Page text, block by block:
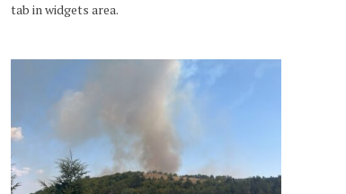
tab in widgets area.